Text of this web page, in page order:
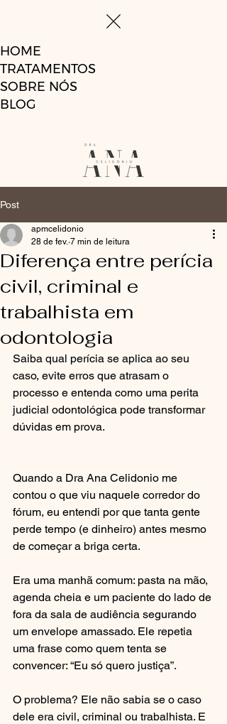
HOME
TRATAMENTOS
SOBRE NÓS
BLOG
Post
Diferença entre perícia
civil, criminal e
trabalhista em
odontologia
apmcelidonio
28 de fev. 7 min de leitura
Saiba qual perícia se aplica ao seu
caso, evite erros que atrasam o
processo e entenda como uma perita
judicial odontológica pode transformar
dúvidas em prova.
Quando a Dra Ana Celidonio me
contou o que viu naquele corredor do
fórum, eu entendi por que tanta gente
perde tempo (e dinheiro) antes mesmo
de começar a briga certa.
Era uma manhã comum: pasta na mão,
agenda cheia e um paciente do lado de
fora da sala de audiência segurando
um envelope amassado. Ele repetia
uma frase como quem tenta se
convencer: “Eu só quero justiça”.
O problema? Ele não sabia se o caso
dele era civil, criminal ou trabalhista. E